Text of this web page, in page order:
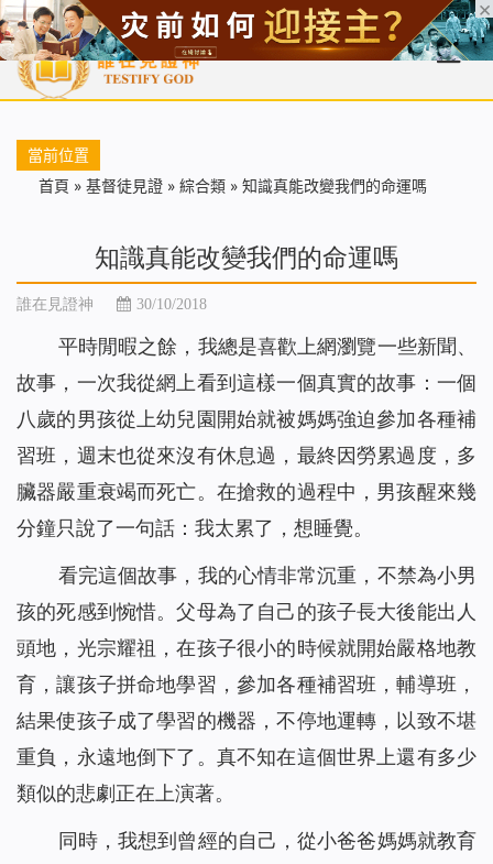
首頁 每日靈糧 天國福音 基督徒見證 信仰解答 聖經
當前位置
首頁 » 基督徒見證 » 綜合類 » 知識真能改變我們的命運嗎
知識真能改變我們的命運嗎
誰在見證神 30/10/2018
平時閒暇之餘，我總是喜歡上網瀏覽一些新聞、
故事，一次我從網上看到這樣一個真實的故事：一個
八歲的男孩從上幼兒園開始就被媽媽強迫參加各種補
習班，週末也從來沒有休息過，最終因勞累過度，多
臟器嚴重衰竭而死亡。在搶救的過程中，男孩醒來幾
分鐘只說了一句話：我太累了，想睡覺。
看完這個故事，我的心情非常沉重，不禁為小男
孩的死感到惋惜。父母為了自己的孩子長大後能出人
頭地，光宗耀祖，在孩子很小的時候就開始嚴格地教
育，讓孩子拼命地學習，參加各種補習班，輔導班，
結果使孩子成了學習的機器，不停地運轉，以致不堪
重負，永遠地倒下了。真不知在這個世界上還有多少
類似的悲劇正在上演著。
同時，我想到曾經的自己，從小爸爸媽媽就教育